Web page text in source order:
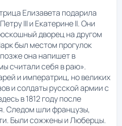
Елизавета подарила
III и Екатерине II. Они
дворец на другом
был местом прогулок
она напишет в
считали себя в раю».
и императриц, но великих
и солдаты русской армии с
в 1812 году после
Следом шли французы,
Были сожжены и Люберцы.